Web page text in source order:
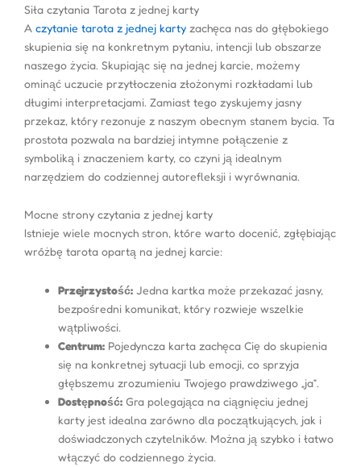
Siła czytania Tarota z jednej karty
A czytanie tarota z jednej karty zachęca nas do głębokiego
skupienia się na konkretnym pytaniu, intencji lub obszarze
naszego życia. Skupiając się na jednej karcie, możemy
ominąć uczucie przytłoczenia złożonymi rozkładami lub
długimi interpretacjami. Zamiast tego zyskujemy jasny
przekaz, który rezonuje z naszym obecnym stanem bycia. Ta
prostota pozwala na bardziej intymne połączenie z
symboliką i znaczeniem karty, co czyni ją idealnym
narzędziem do codziennej autorefleksji i wyrównania.
Mocne strony czytania z jednej karty
Istnieje wiele mocnych stron, które warto docenić, zgłębiając
wróżbę tarota opartą na jednej karcie:
Przejrzystość: Jedna kartka może przekazać jasny,
bezpośredni komunikat, który rozwieje wszelkie
wątpliwości.
Centrum: Pojedyncza karta zachęca Cię do skupienia
się na konkretnej sytuacji lub emocji, co sprzyja
głębszemu zrozumieniu Twojego prawdziwego „ja”.
Dostępność: Gra polegająca na ciągnięciu jednej
karty jest idealna zarówno dla początkujących, jak i
doświadczonych czytelników. Można ją szybko i łatwo
włączyć do codziennego życia.